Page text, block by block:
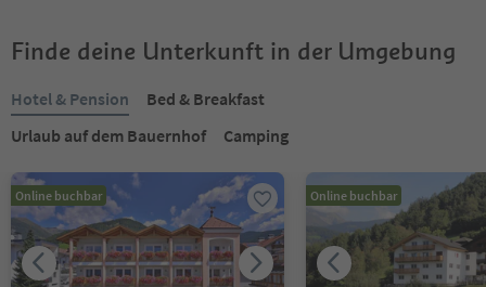
Finde deine Unterkunft in der Umgebung
Hotel & Pension
Bed & Breakfast
Urlaub auf dem Bauernhof
Camping
Online buchbar Online buchbar